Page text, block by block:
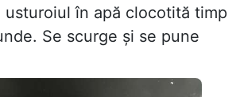
usturoiul în apă clocotită timp
Se scurge și se pune